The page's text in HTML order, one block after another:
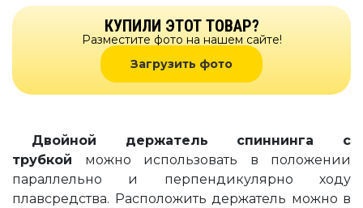
КУПИЛИ ЭТОТ ТОВАР?
Разместите фото на нашем сайте!
Загрузить фото
Двойной держатель спиннинга с
трубкой можно использовать в положении
параллельно и перпендикулярно ходу
плавсредства. Расположить держатель можно в